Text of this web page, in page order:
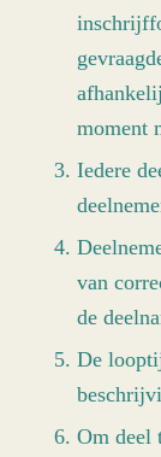
moment
Iedere
van
de
De
Om deel